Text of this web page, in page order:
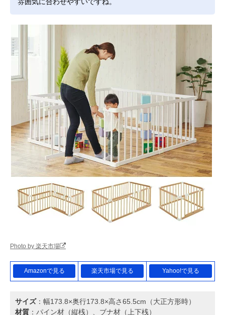
Photo by 楽天市場
Amazonで見る 楽天市場で見る Yahoo!で見る
サイズ：幅173.8×奥行173.8×高さ65.5cm（大正方形時）
材質 ：パイン材（縦桟）、ブナ材（上下桟）